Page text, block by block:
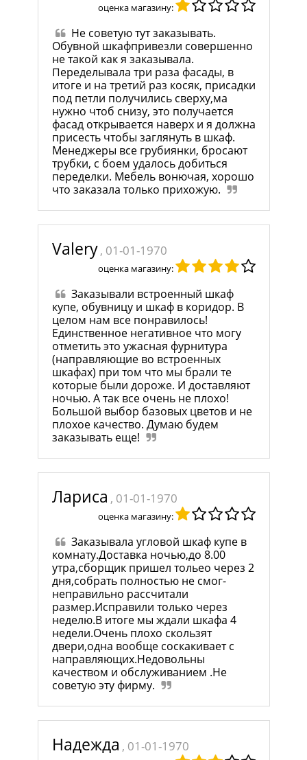
оценка магазину:
Не советую тут заказывать.
Обувной шкафпривезли совершенно
не такой как я заказывала.
Переделывала три раза фасады, в
итоге и на третий раз косяк, присадки
под петли получились сверху,ма
нужно чтоб снизу, это получается
фасад открывается наверх и я должна
присесть чтобы заглянуть в шкаф.
Менеджеры все грубиянки, бросают
трубки, с боем удалось добиться
переделки. Мебель вонючая, хорошо
что заказала только прихожую.
Valery, 01-01-1970
оценка магазину:
Заказывали встроенный шкаф
купе, обувницу и шкаф в коридор. В
целом нам все понравилось!
Единственное негативное что могу
отметить это ужасная фурнитура
(направляющие во встроенных
шкафах) при том что мы брали те
которые были дороже. И доставляют
ночью. А так все очень не плохо!
Большой выбор базовых цветов и не
плохое качество. Думаю будем
заказывать еще!
Лариса , 01-01-1970
оценка магазину:
Заказывала угловой шкаф купе в
комнату.Доставка ночью,до 8.00
утра,сборщик пришел тольео через 2
дня,собрать полностью не смог-
неправильно рассчитали
размер.Исправили только через
неделю.В итоге мы ждали шкафа 4
недели.Очень плохо скользят
двери,одна вообще соскакивает с
направляющих.Недовольны
качеством и обслуживанием .Не
советую эту фирму.
Надежда , 01-01-1970